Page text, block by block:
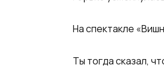
На спектакле
Ты тогда сказал,